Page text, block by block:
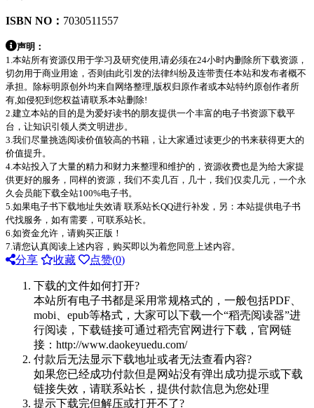
ISBN NO： 7030511557
声明：
1.本站所有资源仅用于学习及研究使用,请必须在24小时内删除所下载资源，
切勿用于商业用途，否则由此引发的法律纠纷及连带责任本站和发布者概不
承担。除标明原创外均来自网络整理,版权归原作者或本站特约原创作者所
有,如侵犯到您权益请联系本站删除!
2.建立本站的目的是为爱好读书的朋友提供一个丰富的电子书资源下载平
台，让知识引领人类文明进步。
3.我们尽量挑选阅读价值较高的书籍，让大家通过读更少的书来获得更大的
价值提升。
4.本站投入了大量的精力和财力来整理和维护的，资源收费也是为给大家提
供更好的服务，同样的资源，我们不卖几百，几十，我们仅卖几元，一个永
久会员能下载全站100%电子书。
5.如果电子书下载地址失效请 联系站长QQ进行补发，另：本站提供电子书
代找服务，如有需要，可联系站长。
6.如资金允许，请购买正版！
7.请您认真阅读上述内容，购买即以为着您同意上述内容。
分享 收藏 点赞(0)
下载的文件如何打开?
本站所有电子书都是采用常规格式的，一般包括PDF、
mobi、epub等格式，大家可以下载一个“稻壳阅读器”进
行阅读，下载链接可通过稻壳官网进行下载，官网链
接：http://www.daokeyuedu.com/
付款后无法显示下载地址或者无法查看内容?
如果您已经成功付款但是网站没有弹出成功提示或下载
链接失效，请联系站长，提供付款信息为您处理
提示下载完但解压或打开不了?